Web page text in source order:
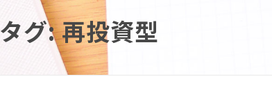
タグ:再投資型